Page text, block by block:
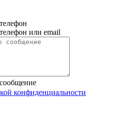
или email
конфиденциальности